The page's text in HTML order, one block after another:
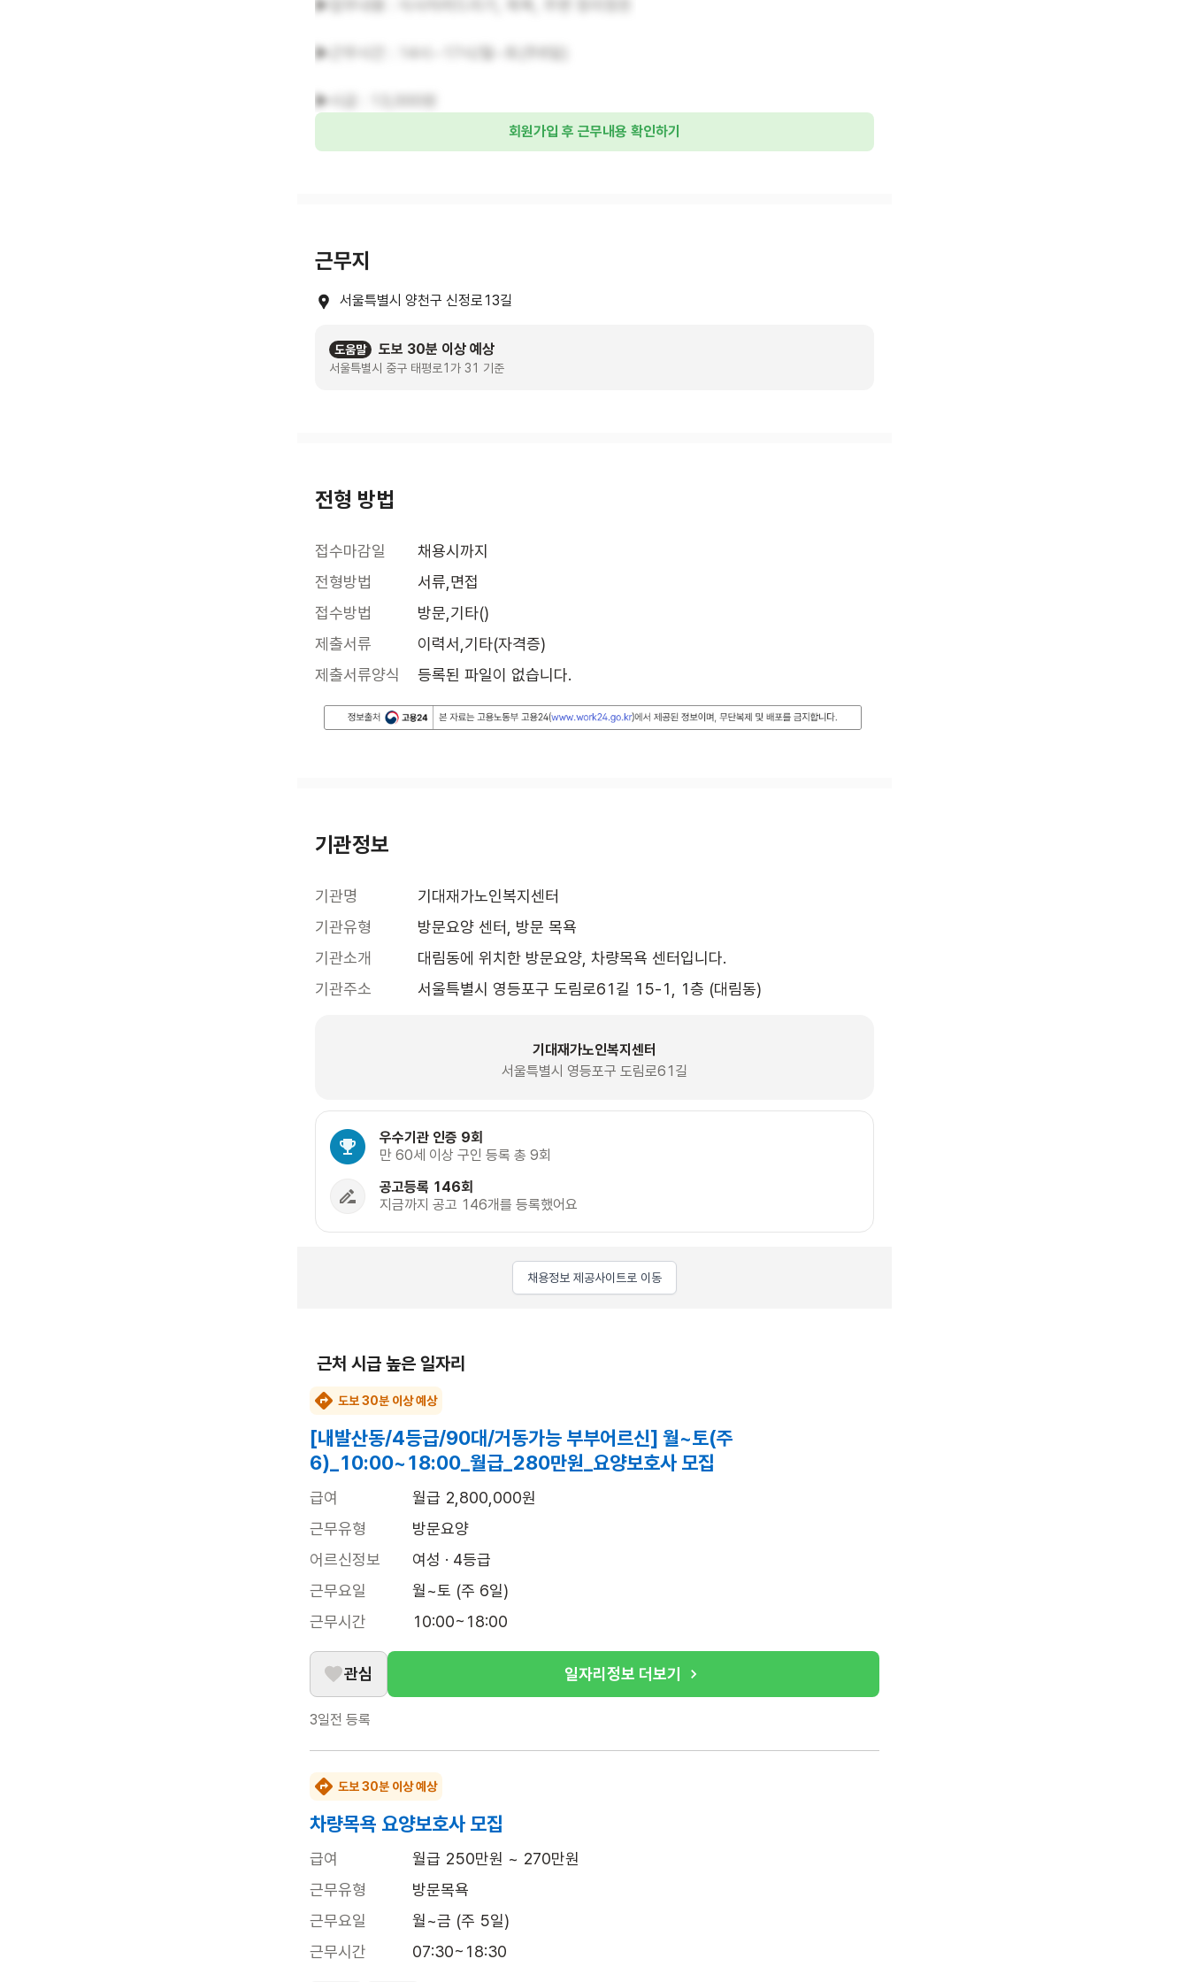
▶업무내용 : 식사차려드리기, 목욕, 주변 정리정돈
▶근무시간 : 14시~17시/월~토(주6일)
▶시급 : 13,000원
회원가입 후 근무내용 확인하기
근무지
서울특별시 양천구 신정로13길
도움말 도보 30분 이상 예상
서울특별시 중구 태평로1가 31 기준
전형 방법
접수마감일
채용시까지
전형방법
서류,면접
접수방법
방문,기타()
제출서류
이력서,기타(자격증)
제출서류양식
등록된 파일이 없습니다.
기관정보
기관명
기대재가노인복지센터
기관유형
방문요양 센터, 방문 목욕
기관소개
대림동에 위치한 방문요양, 차량목욕 센터입니다.
기관주소
서울특별시 영등포구 도림로61길 15-1, 1층 (대림동)
기대재가노인복지센터
서울특별시 영등포구 도림로61길
우수기관 인증 9회
만 60세 이상 구인 등록 총 9회
공고등록 146회
지금까지 공고 146개를 등록했어요
채용정보 제공사이트로 이동
근처 시급 높은 일자리
도보 30분 이상 예상
[내발산동/4등급/90대/거동가능 부부어르신] 월~토(주
6)_10:00~18:00_월급_280만원_요양보호사 모집
급여
월급 2,800,000원
근무유형
방문요양
어르신정보
여성 · 4등급
근무요일
월~토 (주 6일)
근무시간
10:00~18:00
관심 일자리정보 더보기
3일전 등록
도보 30분 이상 예상
차량목욕 요양보호사 모집
급여
월급 250만원 ~ 270만원
근무유형
방문목욕
근무요일
월~금 (주 5일)
근무시간
07:30~18:30